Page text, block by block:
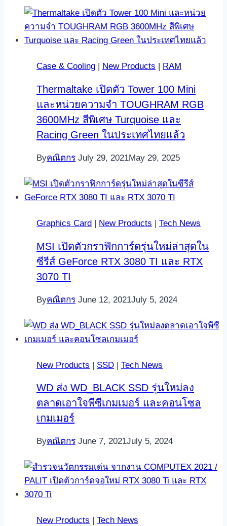
Case & Cooling | New Products | RAM
Thermaltake เปิดตัว Tower 100 Mini
และหน่วยความจำ TOUGHRAM RGB
3600MHz สีพิเศษ Turquoise และ
Racing Green ในประเทศไทยแล้ว
Byคณิตกร July 29, 2021May 29, 2025
Graphics Card | New Products | Tech News
MSI เปิดตัวกราฟิกการ์ดรุ่นใหม่ล่าสุดใน
ซีรีส์ GeForce RTX 3080 TI และ RTX
3070 TI
Byคณิตกร June 12, 2021July 5, 2024
New Products | SSD | Tech News
WD ส่ง WD_BLACK SSD รุ่นใหม่ลง
ตลาดเอาใจพีซีเกมเมอร์ และคอนโซล
เกมเมอร์
Byคณิตกร June 7, 2021July 5, 2024
New Products Tech News